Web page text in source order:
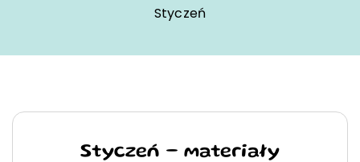
Styczeń
Styczeń – materiały